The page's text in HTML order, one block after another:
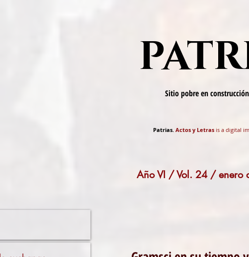
Sitio pobre en
Patrias. Actos y Letras is a digital
Año VI / Vol. 24 / enero